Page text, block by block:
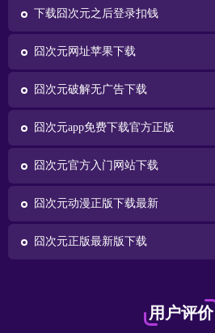
下载囧次元之后登录扣钱
囧次元网址苹果下载
囧次元破解无广告下载
囧次元app免费下载官方正版
囧次元官方入门网站下载
囧次元动漫正版下载最新
囧次元正版最新版下载
用户评价